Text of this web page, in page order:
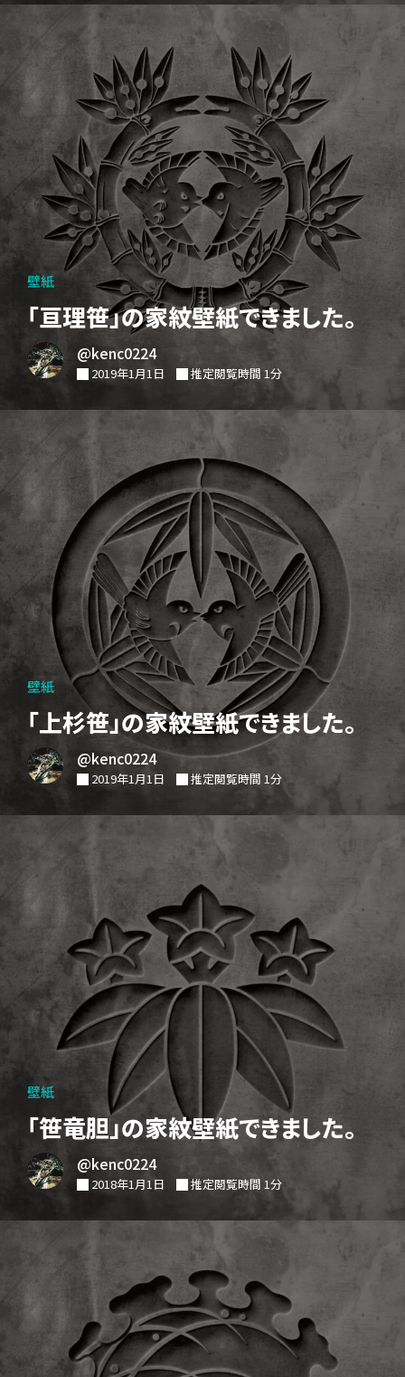
壁紙
「亘理笹」の家紋壁紙できました。
@kenc0224
2019年1月1日 推定閲覧時間 1分
壁紙
「上杉笹」の家紋壁紙できました。
@kenc0224
2019年1月1日 推定閲覧時間 1分
壁紙
「笹竜胆」の家紋壁紙できました。
@kenc0224
2018年1月1日 推定閲覧時間 1分